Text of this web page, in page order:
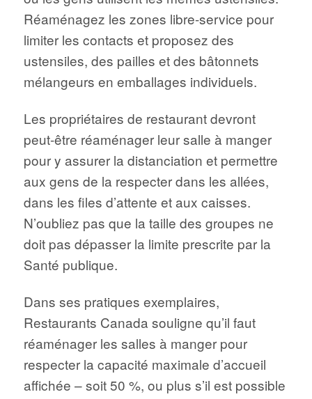
Réaménagez les zones libre-service pour
limiter les contacts et proposez des
ustensiles, des pailles et des bâtonnets
mélangeurs en emballages individuels.
Les propriétaires de restaurant devront
peut-être réaménager leur salle à manger
pour y assurer la distanciation et permettre
aux gens de la respecter dans les allées,
dans les files d’attente et aux caisses.
N’oubliez pas que la taille des groupes ne
doit pas dépasser la limite prescrite par la
Santé publique.
Dans ses pratiques exemplaires,
Restaurants Canada souligne qu’il faut
réaménager les salles à manger pour
respecter la capacité maximale d’accueil
affichée – soit 50 %, ou plus s’il est possible